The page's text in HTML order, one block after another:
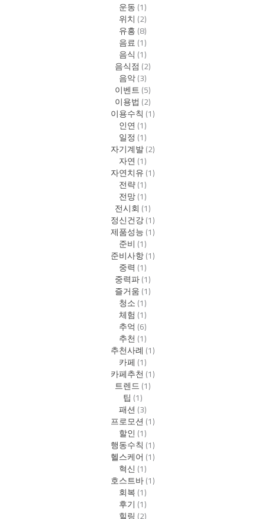
운동(1)
위치 (2)
유흥(8)
음료(1)
음식 (1)
음식점 (2)
음악(3)
이벤트(5)
이용법 (2)
이용수칙 (1)
인연(1)
일정 (1)
자기계발(2)
자연(1)
자연치유(1)
전략(1)
전망(1)
전시회 (1)
정신건강(1)
제품성능(1)
준비 (1)
준비사항(1)
중력 (1)
중력파(1)
즐거움(1)
청소(1)
체험 (1)
추억 (6)
추천(1)
추천사례 (1)
카페 (1)
카페추천(1)
트렌드(1)
팁 (1)
패션(3)
프로모션(1)
할인(1)
행동수칙 (1)
헬스케어 (1)
혁신(1)
호스트바(1)
회복(1)
후기 (1)